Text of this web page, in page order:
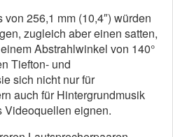
256,1 mm (10,4″) würden
zugleich aber einen satten,
Abstrahlwinkel von 140°
Tiefton- und
sich nicht nur für
auch für Hintergrundmusik
Videoquellen eignen.